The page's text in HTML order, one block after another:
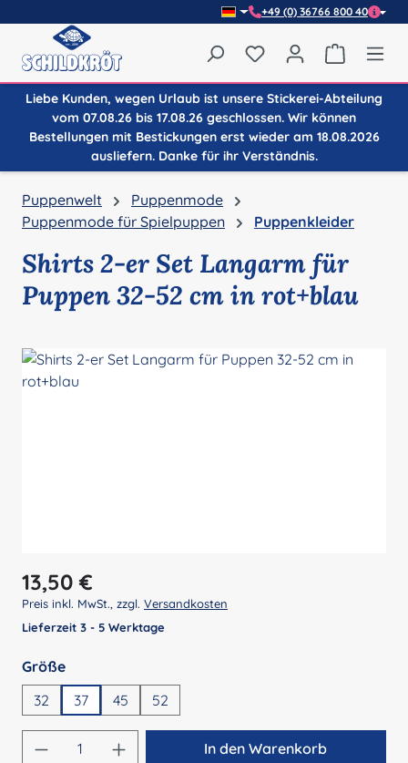
+49 (0) 36766 800 40
Du hast 0 Produkte
Liebe Kunden, wegen Urlaub ist unsere Stickerei-Abteilung
vom 07.08.26 bis 17.08.26 geschlossen. Wir können
Bestellungen mit Bestickungen erst wieder am 18.08.2026
ausliefern. Danke für ihr Verständnis.
Puppenwelt
Puppenmode
Puppenmode für Spielpuppen
Puppenkleider
Shirts 2-er Set Langarm für
Puppen 32-52 cm in rot+blau
Regulärer Preis:
13,50 €
Preis inkl. MwSt., zzgl. Versandkosten
Lieferzeit 3 - 5 Werktage
Größeauswählen
32
37 45 52
Produkt Anzahl: Gib den gewünschten
In den Warenkorb